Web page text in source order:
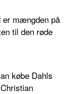
er mængden på
til den røde
købe Dahls